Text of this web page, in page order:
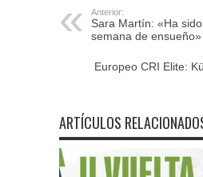
Anterior:
Sara Martín: «Ha
semana de ensueño»
Europeo CRI Elite:
ARTÍCULOS